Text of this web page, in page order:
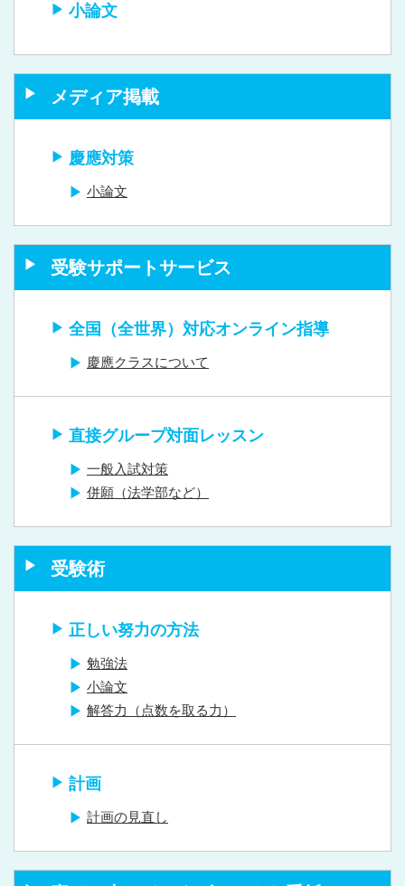
小論文
メディア掲載
慶應対策
小論文
受験サポートサービス
全国（全世界）対応オンライン指導
慶應クラスについて
直接グループ対面レッスン
一般入試対策
併願（法学部など）
受験術
正しい努力の方法
勉強法
小論文
解答力（点数を取る力）
計画
計画の見直し